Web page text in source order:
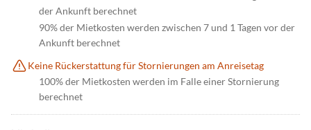
der Ankunft berechnet
90% der Mietkosten werden zwischen 7 und 1 Tagen vor der
Ankunft berechnet
Keine Rückerstattung für Stornierungen am Anreisetag
100% der Mietkosten werden im Falle einer Stornierung
berechnet